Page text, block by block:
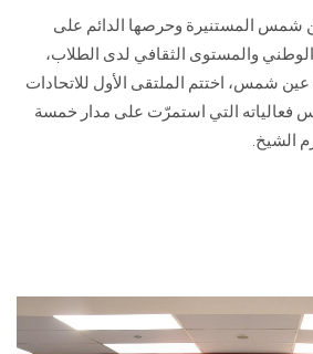
شمس المستنيرة وحرصها الدائم على
والمستوى الثقافي لدى الطلاب،
شمس، اختتم الملتقى الأول للاتحادات
فعالياته التي استمرّت على مدار خمسة
الشيخ.